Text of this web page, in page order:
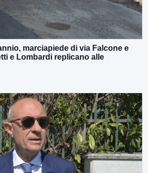
marciapiede di via Falcone e
e Lombardi replicano alle